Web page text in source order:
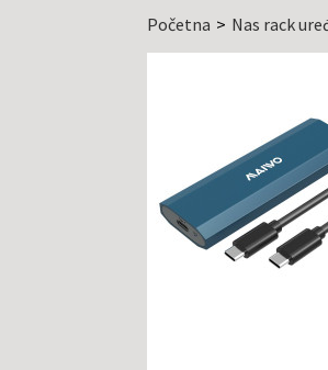
Početna Nas rack